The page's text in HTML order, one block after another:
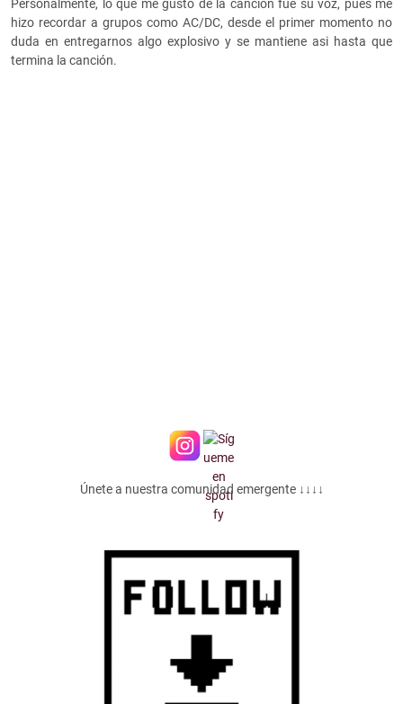
Personalmente, lo que me gustó de la canción fue su voz, pues me
hizo recordar a grupos como AC/DC, desde el primer momento no
duda en entregarnos algo explosivo y se mantiene asi hasta que
termina la canción.
Únete a nuestra comunidad emergente ↓↓↓↓